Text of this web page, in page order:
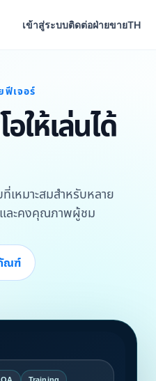
เข้าสู่ระบบติดต่อฝ่ายขายTH
ฟีเจอร์
ให้เล่นได้
เหมาะสมสำหรับหลาย
ละคงคุณภาพผู้ชม
ณฑ์